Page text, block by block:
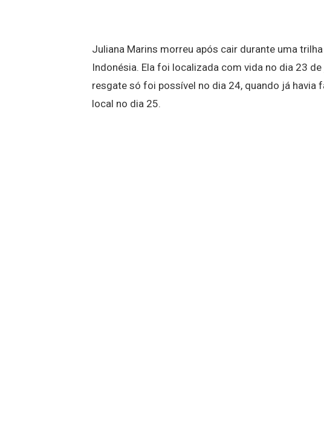
Juliana Marins morreu após cair durante uma
Indonésia. Ela foi localizada com vida no dia 23
resgate só foi possível no dia 24, quando já havia
local no dia 25.